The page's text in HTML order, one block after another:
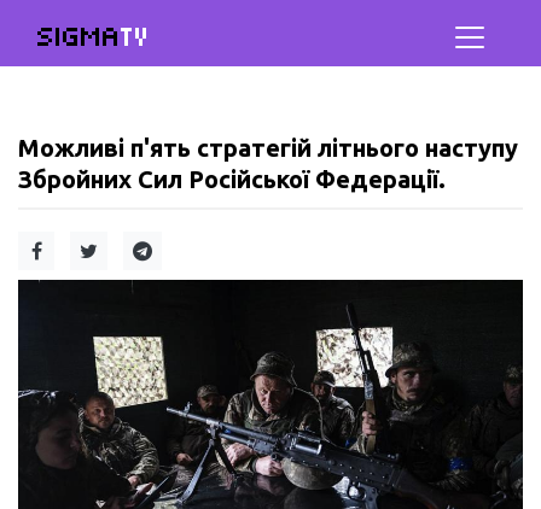
SIGMATV
Можливі п'ять стратегій літнього наступу
Збройних Сил Російської Федерації.